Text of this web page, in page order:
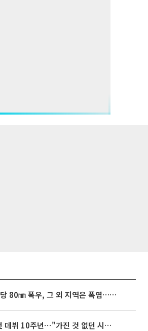
동해안은 시간당 80㎜ 폭우, 그 외 지역은 폭염…‘극과 극 날씨’
임영웅, 어느덧 데뷔 10주년⋯"가진 것 없던 시절, 내 앞엔 20명의 팬뿐"